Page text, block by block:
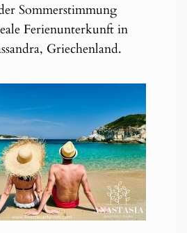
Sommerstimmung
Ferienunterkunft in
Griechenland.